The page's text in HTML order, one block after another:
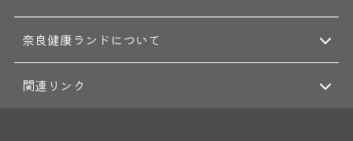
奈良健康ランドについて
関連リンク